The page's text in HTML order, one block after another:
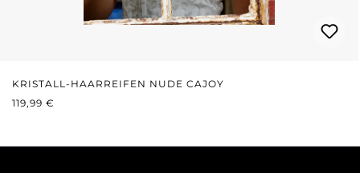
KRISTALL-HAARREIFEN NUDE CAJOY
REGULÄRER PREIS:
119,99 €